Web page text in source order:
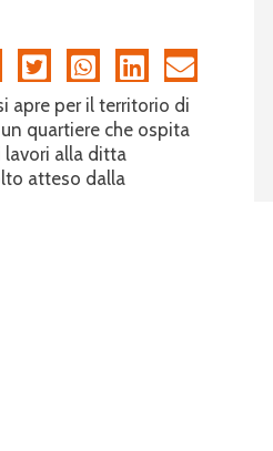
apre per il territorio di
quartiere che ospita
alla ditta
atteso dalla